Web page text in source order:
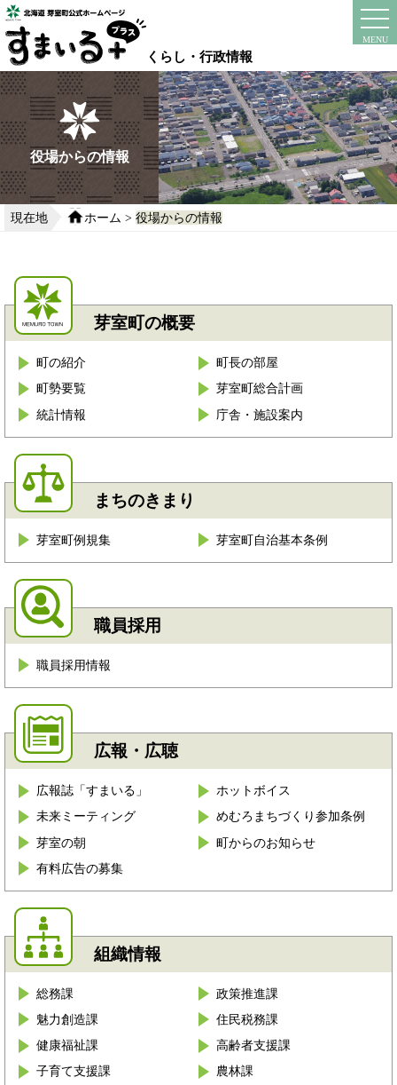
本
文
へ
移
動
る
くらし・行政情報
MENU
instagram
役場からの情報
現在地 ホーム > 役場からの情報
芽室町の概要
町の紹介
町長の部屋
町勢要覧
芽室町総合計画
統計情報
庁舎・施設案内
まちのきまり
芽室町例規集 芽室町自治基本条例
職員採用
職員採用情報
広報・広聴
広報誌「すまいる」
ホットボイス
未来ミーティング
めむろまちづくり参加条例
芽室の朝
町からのお知らせ
有料広告の募集
組織情報
総務課
政策推進課
魅力創造課
住民税務課
健康福祉課
高齢者支援課
子育て支援課
農林課